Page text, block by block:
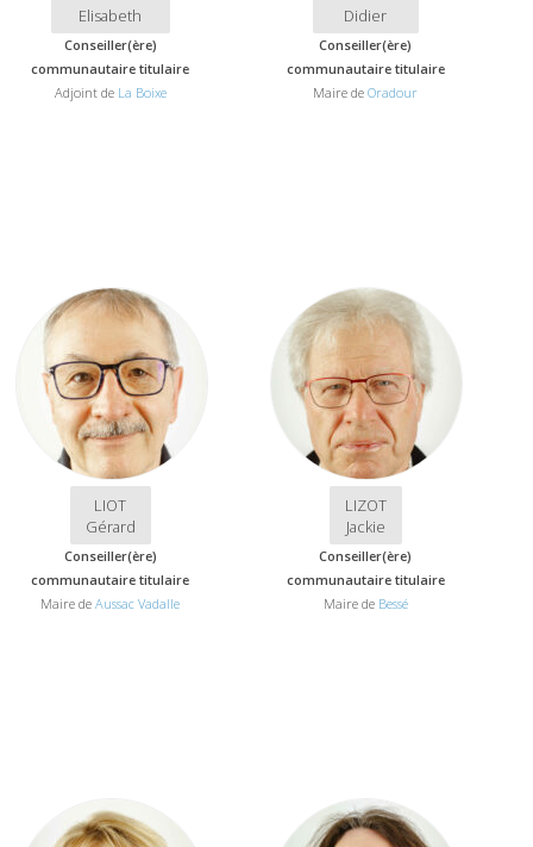
Elisabeth
Conseiller(ère)
communautaire titulaire
Adjoint de La Boixe
Didier
Conseiller(ère)
communautaire titulaire
Maire deOradour
LIOT
Gérard
Conseiller(ère)
communautaire titulaire
Maire deAussac Vadalle
LIZOT
Jackie
Conseiller(ère)
communautaire titulaire
Maire de Bessé